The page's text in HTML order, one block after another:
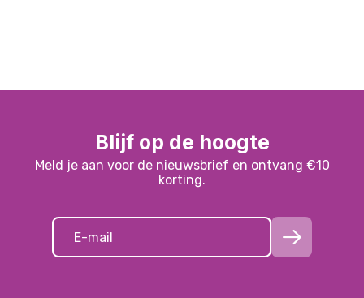
Blijf op de hoogte
Meld je aan voor de nieuwsbrief en ontvang €10
korting.